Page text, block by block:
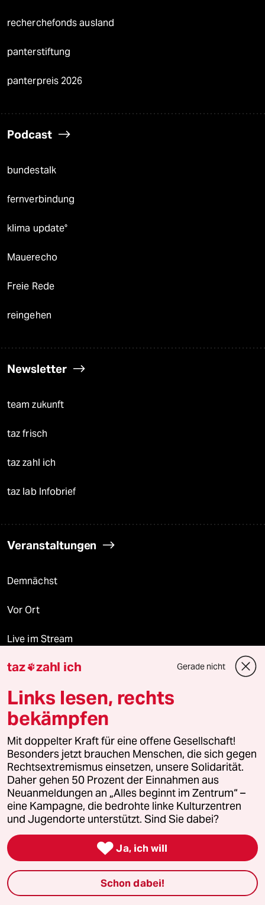
recherchefonds ausland
panterstiftung
panterpreis 2026
Podcast
bundestalk
fernverbindung
klima update°
Mauerecho
Freie Rede
reingehen
Newsletter
team zukunft
taz frisch
taz zahl ich
taz lab Infobrief
Veranstaltungen
Demnächst
Vor Ort
Live im Stream
Vergangene
taz lab 2027
Mehr taz Lesestoff
taz Blogs
taz FUTURZWEI
Le Monde diplomatique
taz Archiv
taz zahl ich Gerade nicht
Links lesen, rechts
bekämpfen
Mit doppelter Kraft für eine offene Gesellschaft!
Besonders jetzt brauchen Menschen, die sich gegen
Rechtsextremismus einsetzen, unsere Solidarität.
Daher gehen 50 Prozent der Einnahmen aus
Neuanmeldungen an „Alles beginnt im Zentrum“ –
eine Kampagne, die bedrohte linke Kulturzentren
und Jugendorte unterstützt. Sind Sie dabei?
 Ja, ich will
Schon dabei!